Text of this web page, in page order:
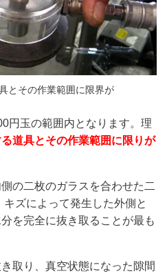
とその作業範囲に限界が
円玉の範囲内となります。理
道具とその作業範囲に限りが
の二枚のガラスを合わせた二
ズによって発生した外側と
を完全に抜き取ることが最も
取り、真空状態になった隙間